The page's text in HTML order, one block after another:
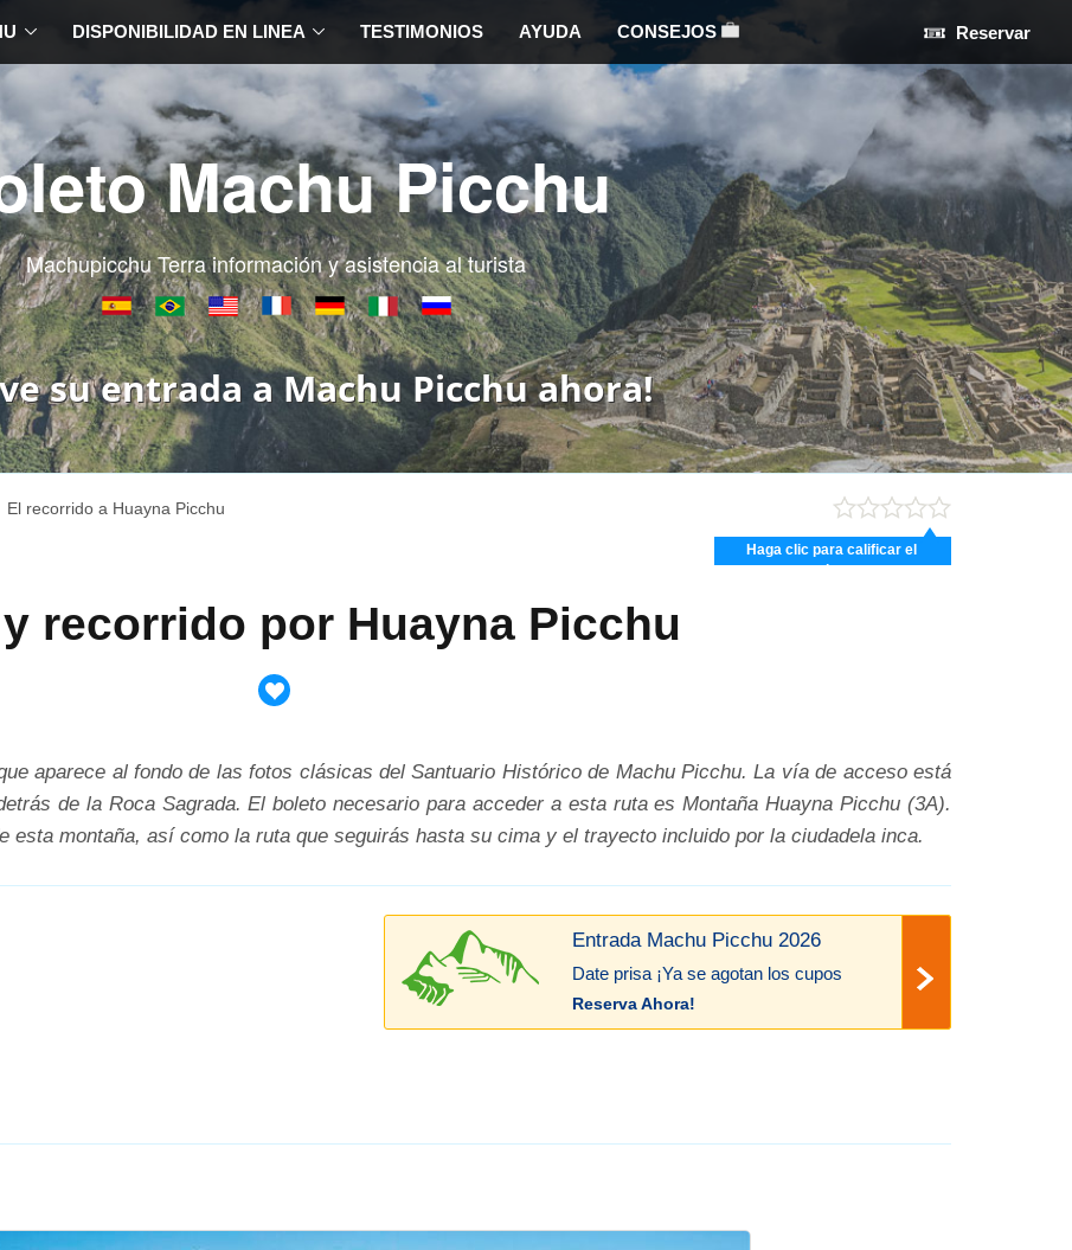
DISPONIBILIDAD EN LINEA TESTIMONIOS AYUDA CONSEJOS Reservar
Machu Picchu
Machupicchu Terra información y asistencia al turista
su entrada a Machu Picchu ahora!
El recorrido a Huayna Picchu
Haga clic para calificar el
recorrido por Huayna Picchu
aparece al fondo de las fotos clásicas del Santuario Histórico de Machu Picchu. La vía de acceso está
de la Roca Sagrada. El boleto necesario para acceder a esta ruta es Montaña Huayna Picchu (3A).
esta montaña, así como la ruta que seguirás hasta su cima y el trayecto incluido por la ciudadela inca.
Entrada Machu Picchu 2026
Date prisa ¡Ya se agotan los cupos
Reserva Ahora!